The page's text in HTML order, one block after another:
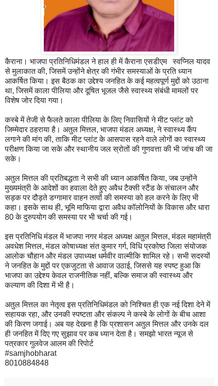
कैराना। भाजपा प्रतिनिधिमंडल ने हाल ही में कैराना एसडीएम स्वप्निल यादव
से मुलाकात की, जिसमें उन्होंने क्षेत्र की गंभीर समस्याओं के प्रति ध्यान
आकर्षित किया। इस बैठक का उद्देश्य जनहित के कई महत्वपूर्ण मुद्दों को उठाना
था, जिसमें काला पीलिया और दूषित भूजल जैसे स्वास्थ्य संबंधी मामलों पर
विशेष जोर दिया गया।
कस्बे में तेजी से फैलते काला पीलिया के लिए निवासियों ने मीट प्लांट को
जिम्मेदार ठहराया है। अतुल मित्तल, भाजपा मंडल अध्यक्ष, ने स्वास्थ्य कैंप
लगाने की मांग की, ताकि मीट प्लांट के आसपास रहने वाले लोगों का स्वास्थ्य
परीक्षण किया जा सके और स्थानीय जल स्रोतों की गुणवत्ता की भी जांच की जा
सके।
अतुल मित्तल की प्रतिबद्धता ने सभी की ध्यान आकर्षित किया, जब उन्होंने
मुख्यमंत्री के आदेशों का हवाला देते हुए अवैध टैक्सी स्टैंड के संचालन और
सड़क पर दौड़ते डग्गामार वाहन तत्वों की समस्या को हल करने के लिए भी
कहा। इसके साथ ही, भूमि माफिया द्वारा अवैध कॉलोनियों के विकास और धारा
80 के दुरुपयोग की समस्या पर भी चर्चा की गई।
इस प्रतिनिधि मंडल में भाजपा नगर मंडल अध्यक्ष अतुल मित्तल, मंडल महामंत्री
अवधेश मित्तल, मंडल कोषाध्यक्ष संत कुमार गर्ग, विधि प्रकोष्ठ जिला संयोजक
आलोक चौहान और मंडल उपाध्यक्ष धर्मवीर वाल्मीकि शामिल रहे। सभी सदस्यों
ने जनहित के मुद्दों पर एकजुटता से आवाज उठाई, जिससे यह स्पष्ट हुआ कि
भाजपा का उद्देश्य केवल राजनीतिक नहीं, बल्कि समाज की स्वास्थ्य और
कल्याण की दिशा में भी है।
अतुल मित्तल का नेतृत्व इस प्रतिनिधिमंडल को निश्चित ही एक नई दिशा देने में
सहायक रहा, और उनकी स्पष्टता और संकल्प ने कस्बे के लोगों के बीच आशा
की किरण जगाई। अब यह देखना है कि प्रशासन अतुल मित्तल और उनके दल
ही जनहित में दिए गए सुझाव पर कब ध्यान देता है। समझो भारत न्यूज से
पत्रकार गुलवेज आलम की रिपोर्ट
#samjhobharat
8010884848